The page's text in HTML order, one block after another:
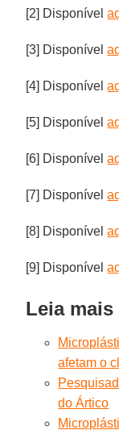
[2] Disponível
[3] Disponível
[4] Disponível
[5] Disponível
[6] Disponível
[7] Disponível
[8] Disponível
[9] Disponível
Leia mais
afetam o
do Ártico